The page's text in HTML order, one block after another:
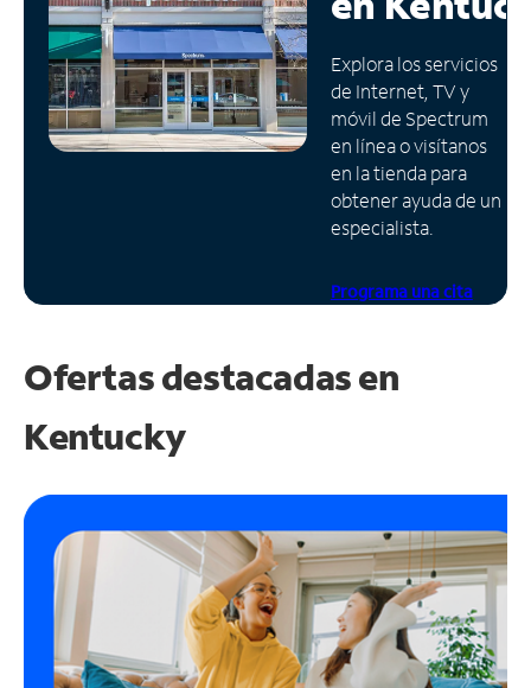
Administrar
cuenta
Encuentra
una
tienda
Explora los servicios
de Internet, TV y
móvil de Spectrum
en línea o visítanos
en la tienda para
obtener ayuda de un
especialista.
Programa una cita
Ofertas destacadas en
Kentucky